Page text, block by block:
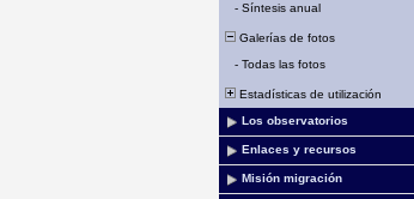
- Síntesis anual
Galerías de fotos
- Todas las fotos
Estadísticas de utilización
Los observatorios
Enlaces y recursos
Misión migración